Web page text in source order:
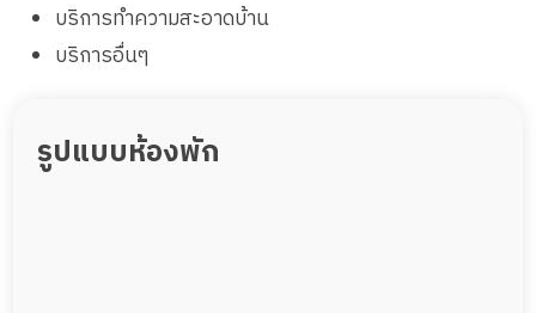
บริการทำความสะอาดบ้าน
บริการอื่นๆ
รูปแบบห้องพัก